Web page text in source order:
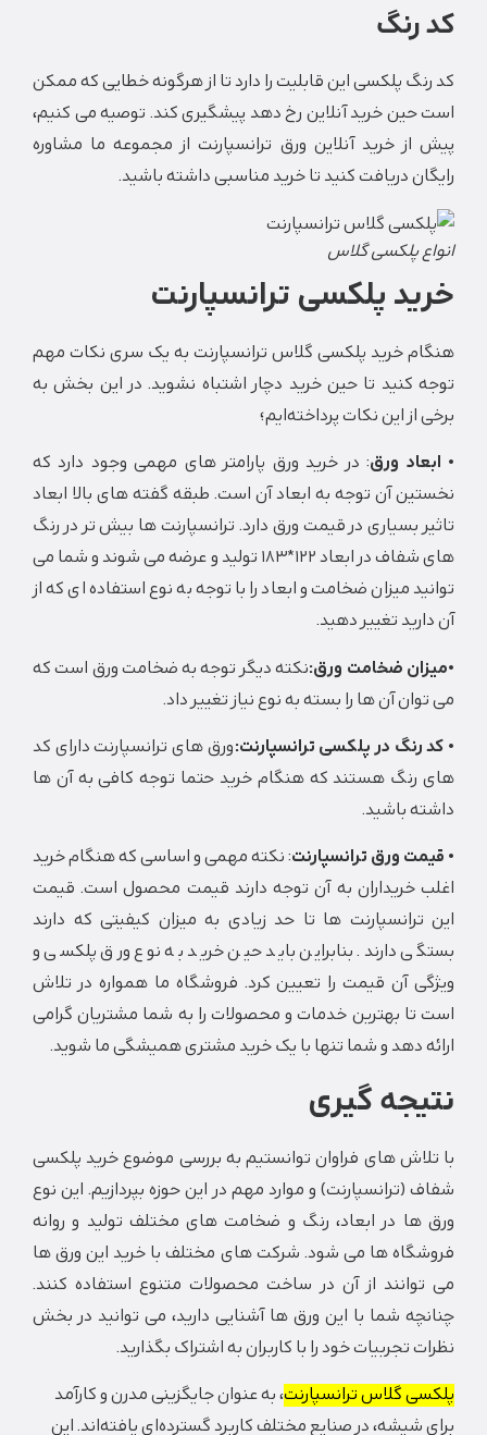
پلکسی این قابلیت را دارد تا از هرگونه خطایی که ممکن
خرید آنلاین رخ دهد پیشگیری کند. توصیه می کنیم،
خرید آنلاین ورق ترانسپارنت از مجموعه ما مشاوره
دریافت کنید تا خرید مناسبی داشته باشید.
پلکسی گلاس
پلکسی ترانسپارنت
خرید پلکسی گلاس ترانسپارنت به یک سری نکات مهم
کنید تا حین خرید دچار اشتباه نشوید. در این بخش به
این نکات پرداخته‌ایم؛
ورق: در خرید ورق پارامتر های مهمی وجود دارد که
آن توجه به ابعاد آن است. طبقه گفته های بالا ابعاد
بسیاری در قیمت ورق دارد. ترانسپارنت ها بیش تر در رنگ
های شفاف در ابعاد 122*183 تولید و عرضه می شوند و شما می
میزان ضخامت و ابعاد را با توجه به نوع استفاده ای که از
تغییر دهید.
ضخامت ورق:نکته دیگر توجه به ضخامت ورق است که
آن ها را بسته به نوع نیاز تغییر داد.
در پلکسی ترانسپارنت:ورق های ترانسپارنت دارای کد
هستند که هنگام خرید حتما توجه کافی به آن ها
باشید.
ورق‌ ترانسپارنت: نکته مهمی و اساسی که هنگام خرید
خریداران به آن توجه دارند قیمت محصول است. قیمت
ها تا حد زیادی به میزان ‌کیفیتی که دارند
دارند. بنابراین باید حین خرید به نوع ورق پلکسی و
آن قیمت را تعیین کرد. فروشگاه ما همواره در تلاش
بهترین خدمات و محصولات را به شما مشتریان گرامی
دهد و شما تنها با یک خرید مشتری همیشگی ما شوید.
گیری
های فراوان توانستیم به بررسی موضوع خرید پلکسی
(ترانسپارنت) و موارد مهم در این حوزه بپردازیم. این نوع
در ابعاد، رنگ و ضخامت های مختلف تولید و روانه
ها می شود. شرکت های مختلف با خرید این ورق ها
از آن در ساخت محصولات متنوع استفاده کنند.
شما با این ورق ها آشنایی دارید، می توانید در بخش
تجربیات خود را با کاربران به اشتراک بگذارید.
گلاس ترانسپارنت، به عنوان جایگزینی مدرن و کارآمد
شیشه، در صنایع مختلف کاربرد گسترده‌ای یافته‌اند. این